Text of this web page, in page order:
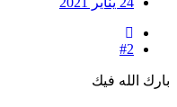
#2
بارك الله فيك